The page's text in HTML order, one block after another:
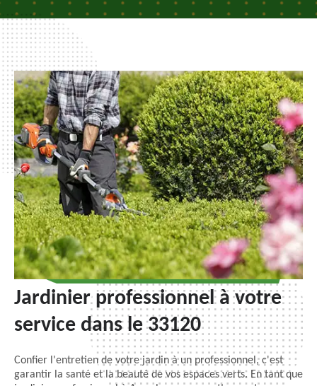
Jardinier professionnel à votre
service dans le 33120
Confier l'entretien de votre jardin à un professionnel, c'est
garantir la santé et la beauté de vos espaces verts. En tant que